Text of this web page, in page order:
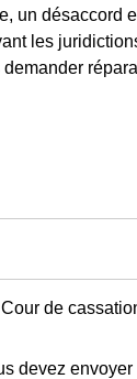
un désaccord
les
de
devez